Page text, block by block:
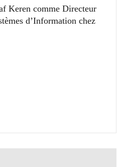
Keren comme Directeur
d’Information chez